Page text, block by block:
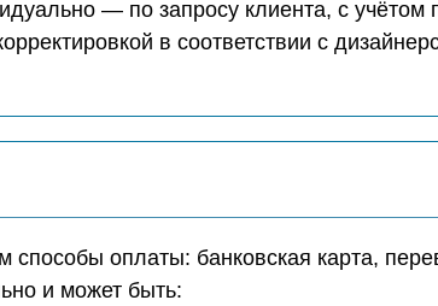
— по запросу клиента, с
в соответствии с
оплаты: банковская карта,
и может быть: